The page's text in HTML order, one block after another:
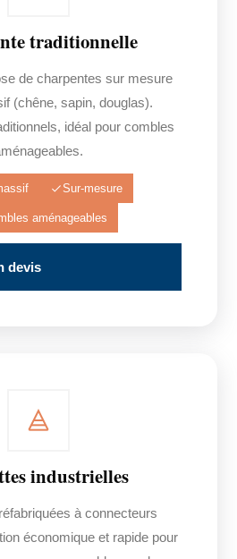
traditionnelle
de charpentes sur mesure
(chêne, sapin, douglas).
idéal pour combles
Sur-mesure
aménageables
devis
industrielles
à connecteurs
économique et rapide pour